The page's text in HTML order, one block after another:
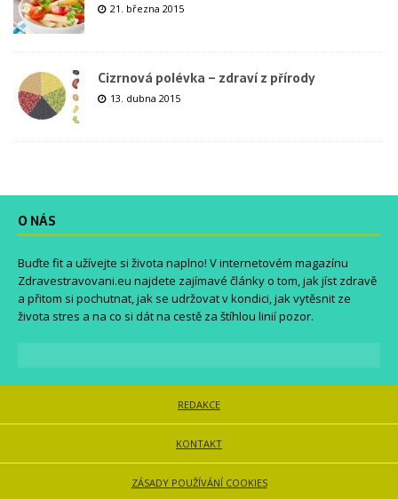
21. března 2015
Cizrnová polévka – zdraví z přírody
13. dubna 2015
O NÁS
Buďte fit a užívejte si života naplno! V internetovém magazínu
Zdravestravovani.eu najdete zajímavé články o tom, jak jíst zdravě
a přitom si pochutnat, jak se udržovat v kondici, jak vytěsnit ze
života stres a na co si dát na cestě za štíhlou linií pozor.
REDAKCE
KONTAKT
ZÁSADY POUŽÍVÁNÍ COOKIES